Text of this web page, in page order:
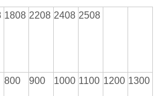
1808 2208 2408 2508
800 900 1000 1100 1200 1300